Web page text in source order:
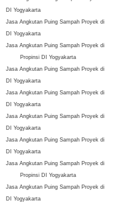
DI Yogyakarta
Jasa Angkutan Puing Sampah Proyek di
DI Yogyakarta
Jasa Angkutan Puing Sampah Proyek di
Propinsi DI Yogyakarta
Jasa Angkutan Puing Sampah Proyek di
DI Yogyakarta
Jasa Angkutan Puing Sampah Proyek di
DI Yogyakarta
Jasa Angkutan Puing Sampah Proyek di
DI Yogyakarta
Jasa Angkutan Puing Sampah Proyek di
DI Yogyakarta
Jasa Angkutan Puing Sampah Proyek di
Propinsi DI Yogyakarta
Jasa Angkutan Puing Sampah Proyek di
DI Yogyakarta